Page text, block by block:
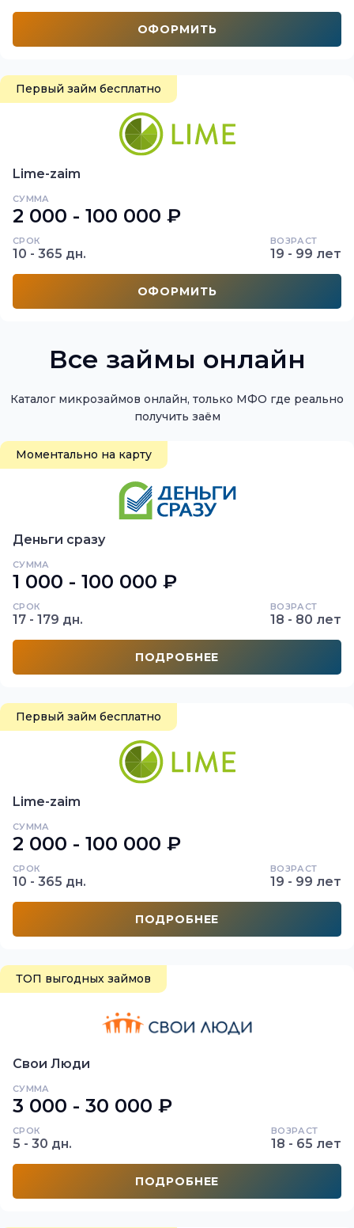
ОФОРМИТЬ
Первый займ бесплатно
Lime-zaim
СУММА
2 000 - 100 000 ₽
СРОК
10 - 365 дн.
ВОЗРАСТ
19 - 99 лет
ОФОРМИТЬ
Все займы онлайн
Каталог микрозаймов онлайн, только МФО где реально
Моментально на карту
Деньги сразу
СУММА
1 000 - 100 000 ₽
СРОК
17 - 179 дн.
ВОЗРАСТ
18 - 80 лет
ПОДРОБНЕЕ
Первый займ бесплатно
Lime-zaim
СУММА
2 000 - 100 000 ₽
СРОК
10 - 365 дн.
ВОЗРАСТ
19 - 99 лет
ПОДРОБНЕЕ
ТОП выгодных займов
Свои Люди
СУММА
3 000 - 30 000 ₽
СРОК
5 - 30 дн.
ВОЗРАСТ
18 - 65 лет
ПОДРОБНЕЕ